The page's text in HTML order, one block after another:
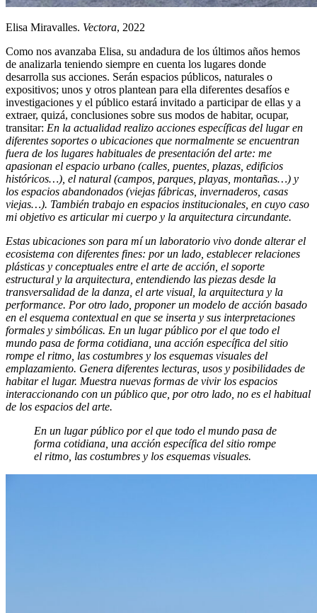
Elisa Miravalles. Vectora, 2022
Como nos avanzaba Elisa, su andadura de los últimos años hemos
de analizarla teniendo siempre en cuenta los lugares donde
desarrolla sus acciones. Serán espacios públicos, naturales o
expositivos; unos y otros plantean para ella diferentes desafíos e
investigaciones y el público estará invitado a participar de ellas y a
extraer, quizá, conclusiones sobre sus modos de habitar, ocupar,
transitar: En la actualidad realizo acciones específicas del lugar en
diferentes soportes o ubicaciones que normalmente se encuentran
fuera de los lugares habituales de presentación del arte: me
apasionan el espacio urbano (calles, puentes, plazas, edificios
históricos…), el natural (campos, parques, playas, montañas…) y
los espacios abandonados (viejas fábricas, invernaderos, casas
viejas…). También trabajo en espacios institucionales, en cuyo caso
mi objetivo es articular mi cuerpo y la arquitectura circundante.
Estas ubicaciones son para mí un laboratorio vivo donde alterar el
ecosistema con diferentes fines: por un lado, establecer relaciones
plásticas y conceptuales entre el arte de acción, el soporte
estructural y la arquitectura, entendiendo las piezas desde la
transversalidad de la danza, el arte visual, la arquitectura y la
performance. Por otro lado, proponer un modelo de acción basado
en el esquema contextual en que se inserta y sus interpretaciones
formales y simbólicas. En un lugar público por el que todo el
mundo pasa de forma cotidiana, una acción específica del sitio
rompe el ritmo, las costumbres y los esquemas visuales del
emplazamiento. Genera diferentes lecturas, usos y posibilidades de
habitar el lugar. Muestra nuevas formas de vivir los espacios
interaccionando con un público que, por otro lado, no es el habitual
de los espacios del arte.
En un lugar público por el que todo el mundo pasa de
forma cotidiana, una acción específica del sitio rompe
el ritmo, las costumbres y los esquemas visuales.